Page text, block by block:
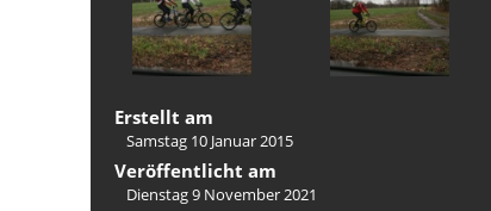
Erstellt am
Samstag 10 Januar 2015
Veröffentlicht am
Dienstag 9 November 2021